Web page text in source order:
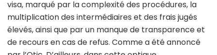
visa, marqué par la complexité des procédures, la
multiplication des intermédiaires et des frais jugés
élevés, ainsi que par un manque de transparence et
de recours en cas de refus. Comme a été annoncé